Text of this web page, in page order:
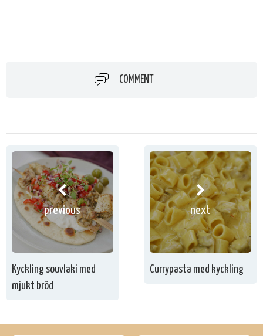
COMMENT
previous
Kyckling souvlaki med
mjukt bröd
next
Currypasta med kyckling